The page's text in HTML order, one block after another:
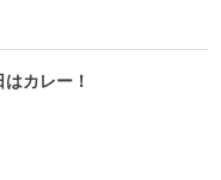
カレー！